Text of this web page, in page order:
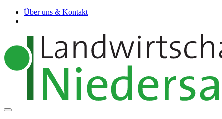
Über uns & Kontakt